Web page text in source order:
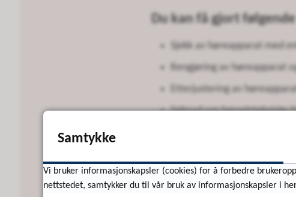
Du kan få gjort følgende
Sjekk av høreapparat med
Rengjøring av høreapparat
Etterjustering av
Søknad om hørselstekniske
Innsending av apparat til
Egenandel på servicen kommer
Samtykke
Vi bruker informasjonskapsler (cookies) for å forbedre
nettstedet, samtykker du til vår bruk av informasjonskapsler i